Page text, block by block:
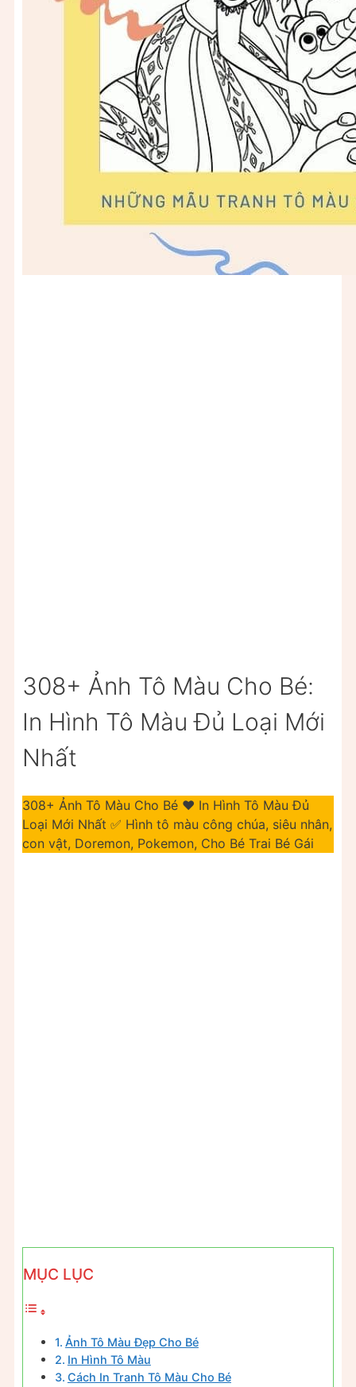
308+ Ảnh Tô Màu Cho Bé:
In Hình Tô Màu Đủ Loại Mới
Nhất
308+ Ảnh Tô Màu Cho Bé ❤️ In Hình Tô Màu Đủ
Loại Mới Nhất ✅ Hình tô màu công chúa, siêu nhân,
con vật, Doremon, Pokemon, Cho Bé Trai Bé Gái
MỤC LỤC
Ảnh Tô Màu Đẹp Cho Bé
In Hình Tô Màu
Cách In Tranh Tô Màu Cho Bé